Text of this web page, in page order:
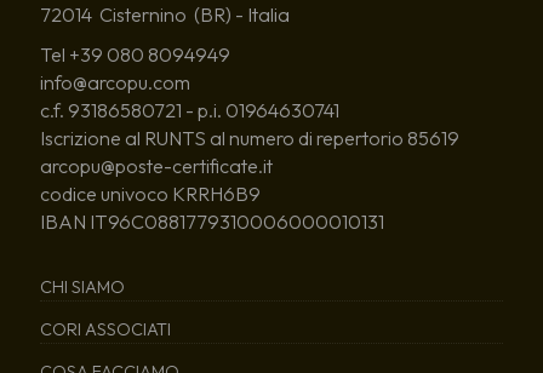
72014 Cisternino (BR) - Italia
Tel +39 080 8094949
info@arcopu.com
c.f. 93186580721 - p.i. 01964630741
Iscrizione al RUNTS al numero di repertorio 85619
arcopu@poste-certificate.it
codice univoco KRRH6B9
IBAN IT96C0881779310006000010131
CHI SIAMO
CORI ASSOCIATI